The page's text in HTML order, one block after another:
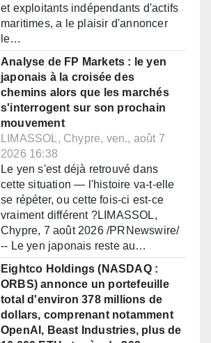
et exploitants indépendants d'actifs
maritimes, a le plaisir d'annoncer
le…
Analyse de FP Markets : le yen
japonais à la croisée des
chemins alors que les marchés
s'interrogent sur son prochain
mouvement
LIMASSOL, Chypre, ven., août 7
2026 16:38
Le yen s'est déjà retrouvé dans
cette situation — l'histoire va-t-elle
se répéter, ou cette fois-ci est-ce
vraiment différent ?LIMASSOL,
Chypre, 7 août 2026 /PRNewswire/
-- Le yen japonais reste au…
Eightco Holdings (NASDAQ :
ORBS) annonce un portefeuille
total d'environ 378 millions de
dollars, comprenant notamment
OpenAI, Beast Industries, plus de